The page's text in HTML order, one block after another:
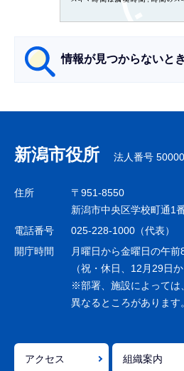
情報が見つからないと
ナ
ビ
ゲ
シ
ョ
で
新潟市役所 法人番号
住所
〒951-8550
新潟市中央区学校町通1
電話番号
025-228-1000（代表）
開庁時間
月曜日から金曜日の午
（祝・休日、12月29日
※部署、施設によっては
異なるところがあります。
アクセス 組織案内